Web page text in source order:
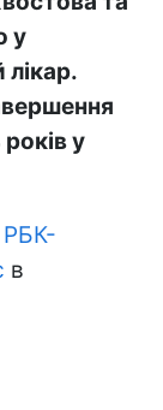
у
у
РБК-
в